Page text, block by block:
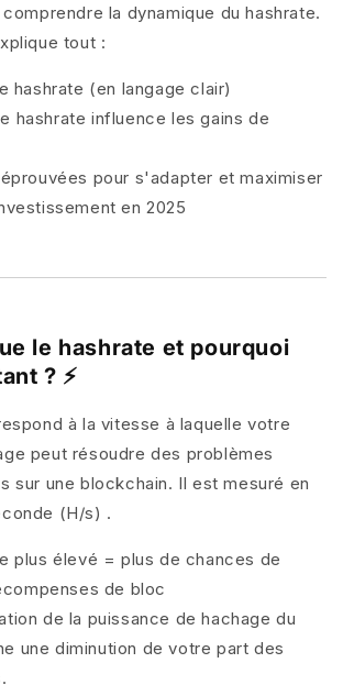
la dynamique du hashrate.
tout :
hashrate (en langage clair)
hashrate influence les gains de
pour s'adapter et maximiser
en 2025
le hashrate et pourquoi
? ⚡
à la vitesse à laquelle votre
peut résoudre des problèmes
sur une blockchain. Il est mesuré en
(H/s) .
plus élevé = plus de chances de
de bloc
de la puissance de hachage du
une diminution de votre part des